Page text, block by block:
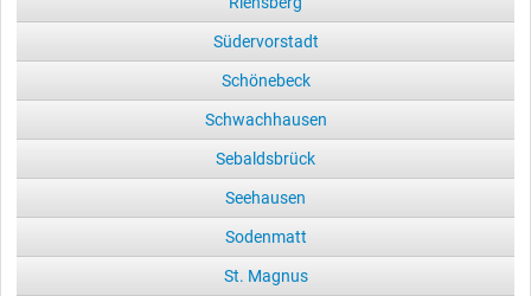
Südervorstadt
Schönebeck
Schwachhausen
Sebaldsbrück
Seehausen
Sodenmatt
St. Magnus